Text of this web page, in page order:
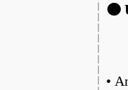
🟠
•